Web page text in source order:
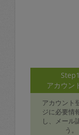
アカウン
アカウント
ジに必要情
し、メール
う。